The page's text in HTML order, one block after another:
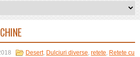
Desert, Dulciuri diverse, retete, Retete cu